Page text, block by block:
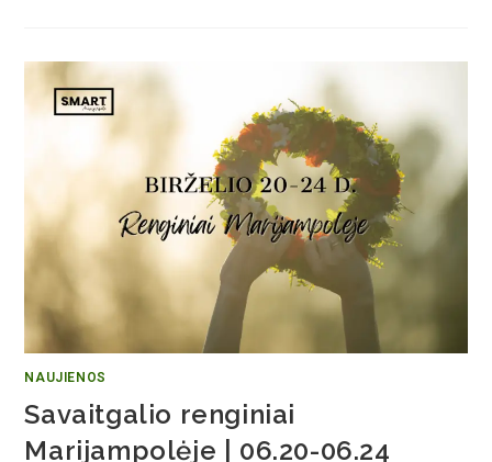
NAUJIENOS
Savaitgalio renginiai
Marijampolėje | 06.20-06.24